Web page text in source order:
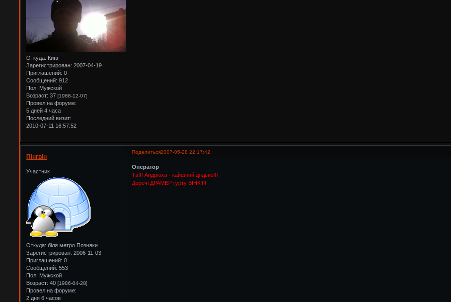
Откуда: Київ
Зарегистрирован: 2007-04-19
Приглашений: 0
Сообщений: 912
Пол: Мужской
Возраст: 37[1988-12-07]
Провел на форуме:
5 дней 4 часа
Последний визит:
2010-07-11 16:57:52
Поделиться2007-05-28 22:17:42
Пінгвін
Участник
Откуда: біля метро Позняки
Зарегистрирован: 2006-11-03
Приглашений: 0
Сообщений: 553
Пол: Мужской
Возраст: 40[1986-04-28]
Провел на форуме:
2 дня 6 часов
Оператор
Та!!! Андрюха - кайфний дядько!!!
Доречі ДРАМЕР гурту ВІНКІ!!!